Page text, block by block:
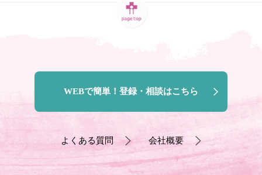
WEBで簡単！登録・相談はこちら
よくある質問 会社概要